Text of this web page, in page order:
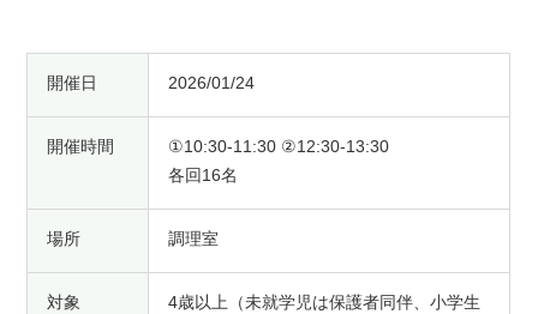
開催日 2026/01/24
開催時間
①10:30-11:30 ②12:30-13:30
各回16名
場所 調理室
対象
4歳以上（未就学児は保護者同伴、小学生